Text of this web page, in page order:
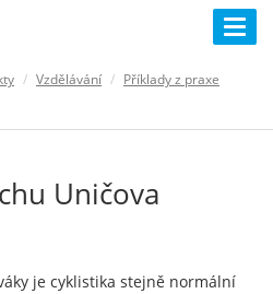
Vzdělávání
Příklady z praxe
Uničova
je cyklistika stejně normální